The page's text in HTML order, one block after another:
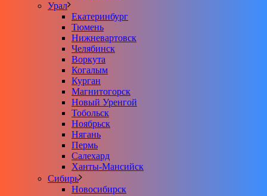
Урал
Екатеринбург
Тюмень
Нижневартовск
Челябинск
Воркута
Когалым
Курган
Магнитогорск
Новый Уренгой
Тобольск
Ноябрьск
Нягань
Пермь
Салехард
Ханты-Мансийск
Сибирь
Новосибирск